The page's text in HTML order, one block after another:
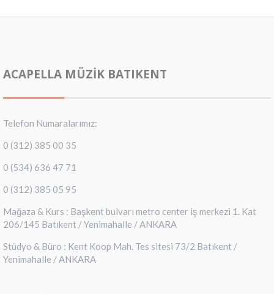
ACAPELLA MÜZIK BATIKENT
Telefon Numaralarımız:
0 (312) 385 00 35
0 (534) 636 47 71
0 (312) 385 05 95
Mağaza & Kurs : Başkent bulvarı metro center iş merkezi 1. Kat
206/145 Batıkent / Yenimahalle / ANKARA
Stüdyo & Büro : Kent Koop Mah. Tes sitesi 73/2 Batıkent /
Yenimahalle / ANKARA